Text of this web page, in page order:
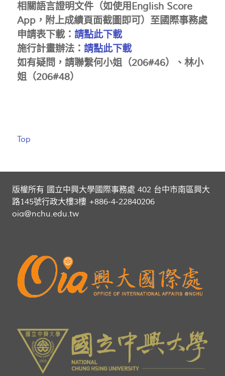
相關語言證明文件（如使用English Score
App，附上成績頁面截圖即可）至國際事務處
申請表下載： 請點此下載
施行計畫辦法： 請點此下載
如有疑問，請聯繫何小姐（206#46）、林小
姐（206#48）
Top
版權所有 國立中興大學國際事務處 402 台中市南區興大
路145號行政大樓3樓 +886-4-22840206
oia@nchu.edu.tw